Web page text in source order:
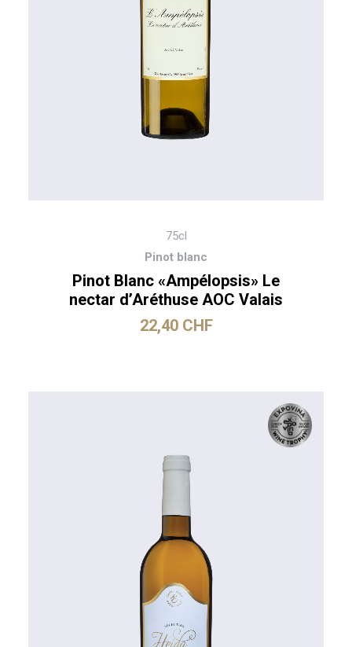
75cl
Pinot blanc
Pinot Blanc «Ampélopsis» Le
nectar d’Aréthuse AOC Valais
22,40 CHF